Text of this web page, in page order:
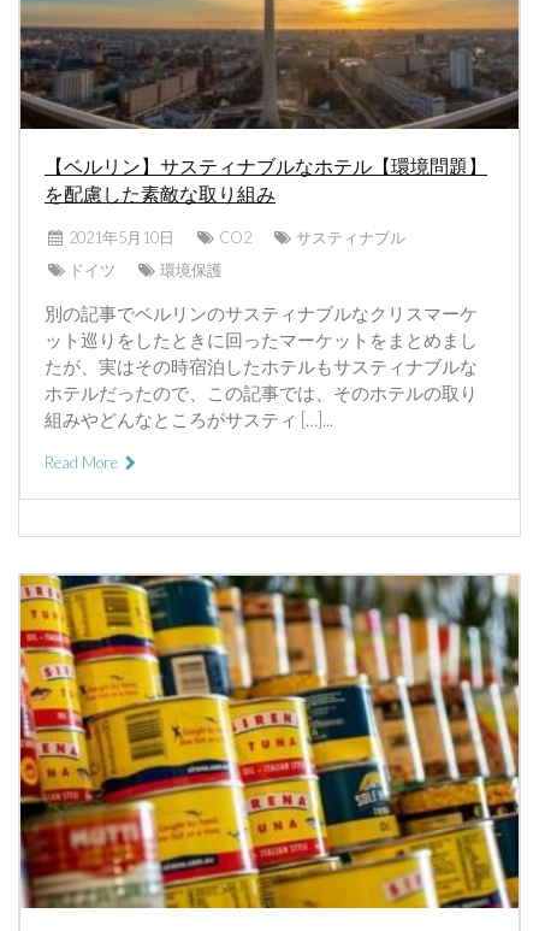
【ベルリン】サスティナブルなホテル【環境問題】
を配慮した素敵な取り組み
2021年5月10日 CO2
サスティナブル
ドイツ
環境保護
別の記事でベルリンのサスティナブルなクリスマーケ
ット巡りをしたときに回ったマーケットをまとめまし
たが、実はその時宿泊したホテルもサスティナブルな
ホテルだったので、この記事では、そのホテルの取り
組みやどんなところがサスティ […]...
Read More